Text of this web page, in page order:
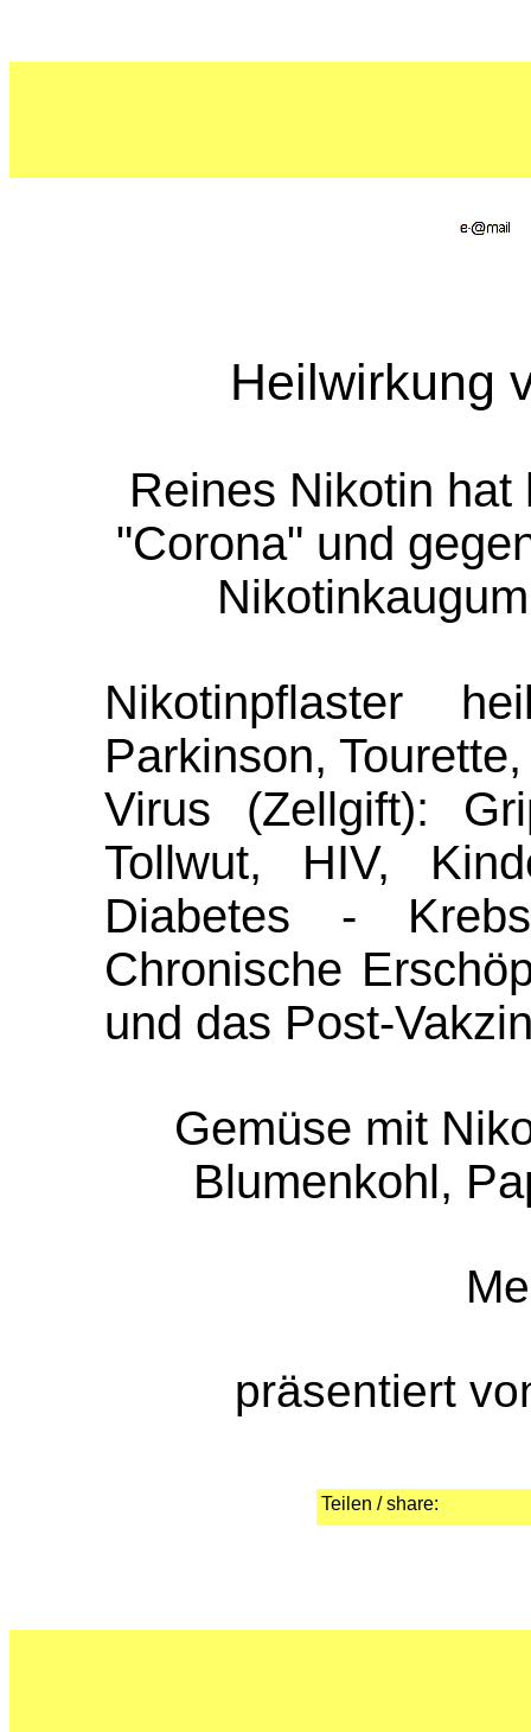
Heilwirkung
Reines Nikotin
"Corona" und
Nikotinpflaster
Parkinson,
Virus (Zellgift):
Tollwut, HIV,
Diabetes -
Chronische
und das Post-
Gemüse mit
Blumenkohl,
präsentiert
Teilen / share: